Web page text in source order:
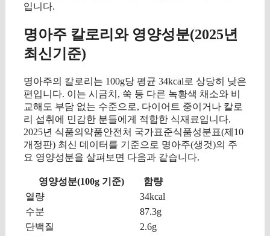
입니다.
명아주 칼로리와 영양성분(2025년
최신기준)
명아주의 칼로리는 100g당 평균 34kcal로 상당히 낮은
편입니다. 이는 시금치, 쑥 등 다른 녹황색 채소와 비
교해도 부담 없는 수준으로, 다이어트 중이거나 칼로
리 섭취에 민감한 분들에게 적합한 식재료입니다.
2025년 식품의약품안전처 국가표준식품성분표(제10
개정판) 최신 데이터를 기준으로 명아주(생것)의 주
요 영양성분을 살펴보면 다음과 같습니다.
영양성분(100g 기준)
함량
열량
34kcal
수분
87.3g
단백질
2.6g